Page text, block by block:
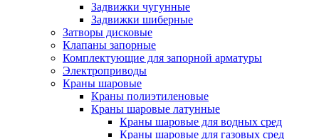
Задвижки чугунные
Задвижки шиберные
Затворы дисковые
Клапаны запорные
Комплектующие для запорной арматуры
Электроприводы
Краны шаровые
Краны полиэтиленовые
Краны шаровые латунные
Краны шаровые для водных сред
Краны шаровые для газовых сред